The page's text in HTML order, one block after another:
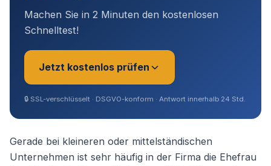
Machen Sie in 2 Minuten den kostenlosen
Schnelltest!
Jetzt kostenlos prüfen
Sie sind? *
🔒 SSL-verschlüsselt · DSGVO-konform · Antwort innerhalb 24 Std.
Gerade bei kleineren oder mittelständischen
Unternehmen ist sehr häufig in der Firma die Ehefrau